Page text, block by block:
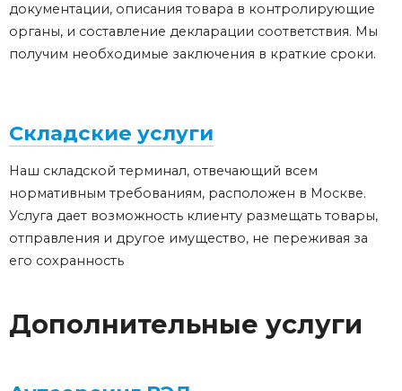
документации, описания товара в контролирующие
органы, и составление декларации соответствия. Мы
получим необходимые заключения в краткие сроки.
Складские услуги
Наш складской терминал, отвечающий всем
нормативным требованиям, расположен в Москве.
Услуга дает возможность клиенту размещать товары,
отправления и другое имущество, не переживая за
его сохранность
Дополнительные услуги